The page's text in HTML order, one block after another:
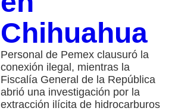
Chihuahua
Personal de Pemex clausuró la
conexión ilegal, mientras la
Fiscalía General de la República
abrió una investigación por la
extracción ilícita de hidrocarburos